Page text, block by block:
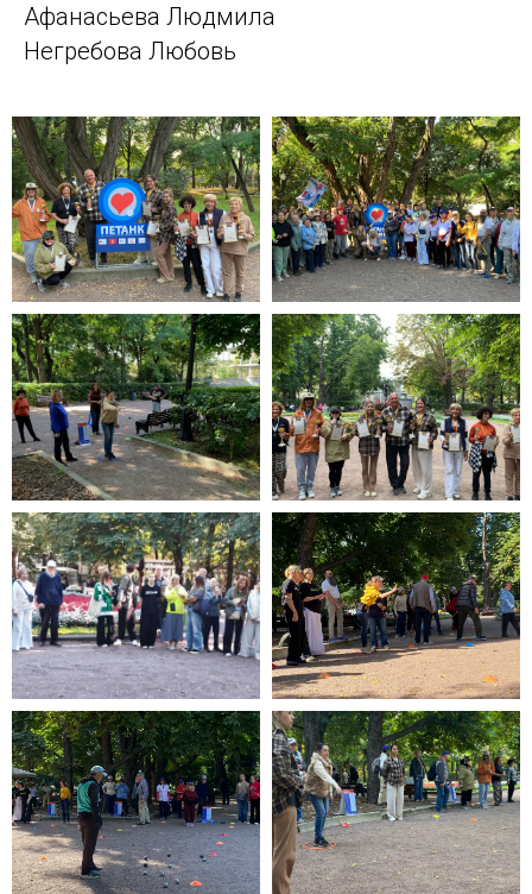
Афанасьева Людмила
Негребова Любовь